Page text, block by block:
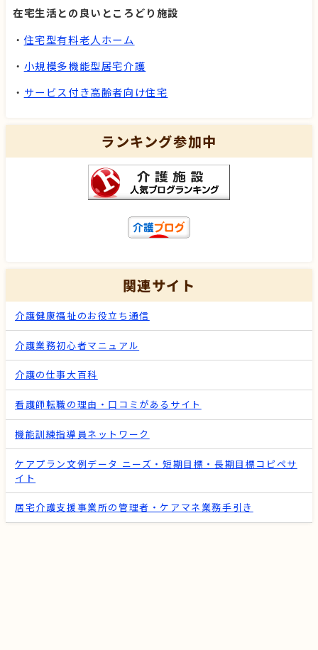
在宅生活との良いところどり施設
・ 住宅型有料老人ホーム
・ 小規模多機能型居宅介護
・ サービス付き高齢者向け住宅
ランキング参加中
関連サイト
介護健康福祉のお役立ち通信
介護業務初心者マニュアル
介護の仕事大百科
看護師転職の理由・口コミがあるサイト
機能訓練指導員ネットワーク
ケアプラン文例データ ニーズ・短期目標・長期目標コピペサ
イト
居宅介護支援事業所の管理者・ケアマネ業務手引き